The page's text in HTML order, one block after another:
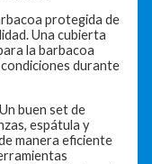
protegida de
Una cubierta
la barbacoa
durante
Un buen set de
espátula y
manera eficiente